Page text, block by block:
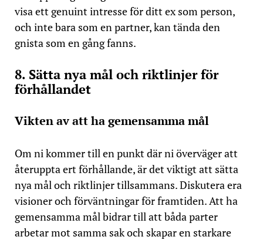
visa ett genuint intresse för ditt ex som person,
och inte bara som en partner, kan tända den
gnista som en gång fanns.
8. Sätta nya mål och riktlinjer för
förhållandet
Vikten av att ha gemensamma mål
Om ni kommer till en punkt där ni överväger att
återuppta ert förhållande, är det viktigt att sätta
nya mål och riktlinjer tillsammans. Diskutera era
visioner och förväntningar för framtiden. Att ha
gemensamma mål bidrar till att båda parter
arbetar mot samma sak och skapar en starkare